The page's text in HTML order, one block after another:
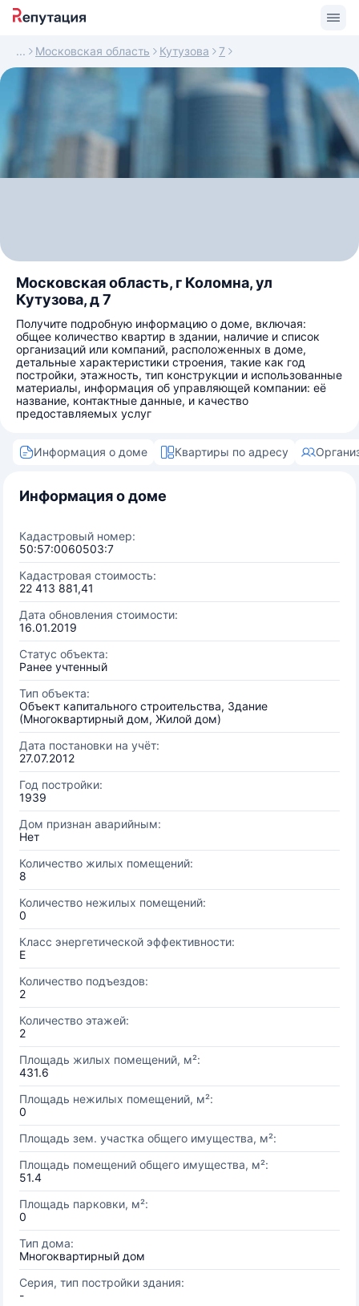
Московская область Кутузова 7
Московская область, г Коломна, ул
Кутузова, д 7
Получите подробную информацию о доме, включая:
общее количество квартир в здании, наличие и список
организаций или компаний, расположенных в доме,
детальные характеристики строения, такие как год
постройки, этажность, тип конструкции и использованные
материалы, информация об управляющей компании: её
название, контактные данные, и качество
предоставляемых услуг
Информация о доме Квартиры по адресу
Информация о доме
Кадастровый номер:
50:57:0060503:7
Кадастровая стоимость:
22 413 881,41
Дата обновления стоимости:
16.01.2019
Статус объекта:
Ранее учтенный
Тип объекта:
Объект капитального строительства, Здание
(Многоквартирный дом, Жилой дом)
Дата постановки на учёт:
27.07.2012
Год постройки:
1939
Дом признан аварийным:
Нет
Количество жилых помещений:
8
Количество нежилых помещений:
0
Класс энергетической эффективности:
E
Количество подъездов:
2
Количество этажей:
2
Площадь жилых помещений, м²:
431.6
Площадь нежилых помещений, м²:
0
Площадь зем. участка общего имущества, м²:
Площадь помещений общего имущества, м²:
51.4
Площадь парковки, м²:
0
Тип дома:
Многоквартирный дом
Серия, тип постройки здания:
-